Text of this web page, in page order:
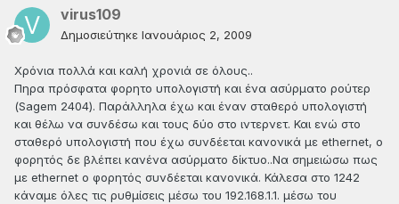
virus109
Δημοσιεύτηκε Ιανουάριος 2, 2009
Χρόνια πολλά και καλή χρονιά σε όλους..
Πηρα πρόσφατα φορητο υπολογιστή και ένα ασύρματο ρούτερ
(Sagem 2404). Παράλληλα έχω και έναν σταθερό υπολογιστή
και θέλω να συνδέσω και τους δύο στο ιντερνετ. Και ενώ στο
σταθερό υπολογιστή που έχω συνδέεται κανονικά με ethernet, ο
φορητός δε βλέπει κανένα ασύρματο δίκτυο..Να σημειώσω πως
με ethernet ο φορητός συνδέεται κανονικά. Κάλεσα στο 1242
κάναμε όλες τις ρυθμίσεις μέσω του 192.168.1.1. μέσω του